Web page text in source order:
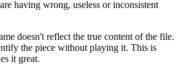
having wrong, useless or inconsistent
doesn't reflect the true content of the file.
the piece without playing it. This is
it great.